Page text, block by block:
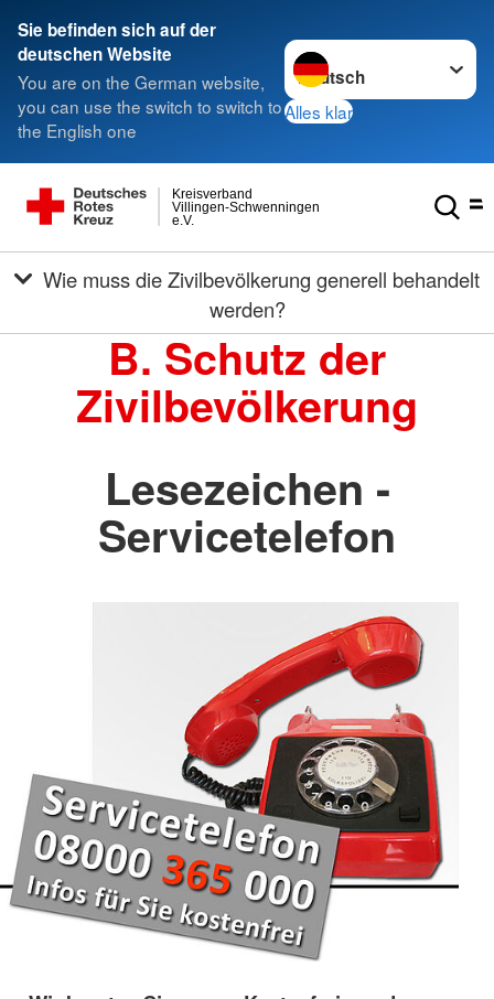
Sie befinden sich auf der
deutschen Website
You are on the German website,
you can use the switch to switch to
the English one
Sprache wechseln zu
Alles klar
e.V.
Villingen-Schwenningen
Kreisverband
Wie muss die Zivilbevölkerung generell behandelt
werden?
B. Schutz der
Zivilbevölkerung
Lesezeichen -
Servicetelefon